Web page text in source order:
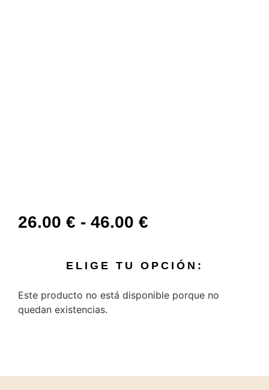
26.00 € - 46.00 €
ELIGE TU OPCIÓN:
Este producto no está disponible porque no
quedan existencias.